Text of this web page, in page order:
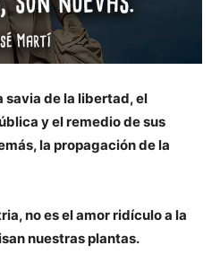
savia de la libertad, el
y el remedio de sus
la propagación de la
no es el amor ridículo a la
nuestras plantas.